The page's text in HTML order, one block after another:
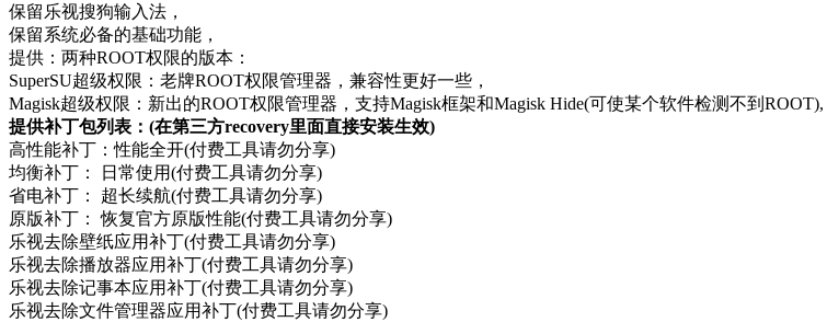
保留乐视搜狗输入法，
保留系统必备的基础功能，
提供：两种ROOT权限的版本：
SuperSU超级权限：老牌ROOT权限管理器，兼容性更好一些，
Magisk超级权限：新出的ROOT权限管理器，支持Magisk框架和Magisk Hide(可使某个软件检测不到ROOT),
提供补丁包列表：(在第三方recovery里面直接安装生效)
高性能补丁：性能全开(付费工具请勿分享)
均衡补丁： 日常使用(付费工具请勿分享)
省电补丁： 超长续航(付费工具请勿分享)
原版补丁： 恢复官方原版性能(付费工具请勿分享)
乐视去除壁纸应用补丁(付费工具请勿分享)
乐视去除播放器应用补丁(付费工具请勿分享)
乐视去除记事本应用补丁(付费工具请勿分享)
乐视去除文件管理器应用补丁(付费工具请勿分享)